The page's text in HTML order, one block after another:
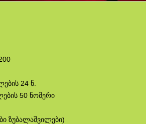
24 ნ.
50 ნომერი
ზუბალაშვილები)